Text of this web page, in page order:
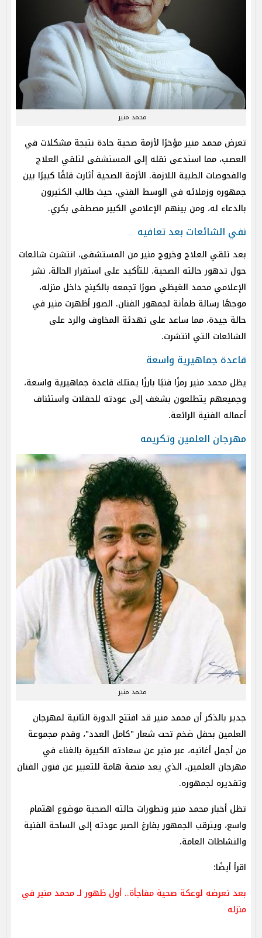
محمد منير
تعرض محمد منير مؤخرًا لأزمة صحية حادة نتيجة مشكلات في
العصب، مما استدعى نقله إلى المستشفى لتلقي العلاج
والفحوصات الطبية اللازمة. الأزمة الصحية أثارت قلقًا كبيرًا بين
جمهوره وزملائه في الوسط الفني، حيث طالب الكثيرون
بالدعاء له، ومن بينهم الإعلامي الكبير مصطفى بكري.
نفي الشائعات بعد تعافيه
بعد تلقي العلاج وخروج منير من المستشفى، انتشرت شائعات
حول تدهور حالته الصحية. للتأكيد على استقرار الحالة، نشر
الإعلامي محمد الغيظي صورًا تجمعه بالكينج داخل منزله،
موجهًا رسالة طمأنة لجمهور الفنان. الصور أظهرت منير في
حالة جيدة، مما ساعد على تهدئة المخاوف والرد على
الشائعات التي انتشرت.
قاعدة جماهيرية واسعة
يظل محمد منير رمزًا فنيًا بارزًا يمتلك قاعدة جماهيرية واسعة،
وجميعهم يتطلعون بشغف إلى عودته للحفلات واستئناف
أعماله الفنية الرائعة.
مهرجان العلمين وتكريمه
محمد منير
جدير بالذكر أن محمد منير قد افتتح الدورة الثانية لمهرجان
العلمين بحفل ضخم تحت شعار "كامل العدد"، وقدم مجموعة
من أجمل أغانيه، عبر منير عن سعادته الكبيرة بالغناء في
مهرجان العلمين، الذي يعد منصة هامة للتعبير عن فنون الفنان
وتقديره لجمهوره.
تظل أخبار محمد منير وتطورات حالته الصحية موضوع اهتمام
واسع، ويترقب الجمهور بفارغ الصبر عودته إلى الساحة الفنية
والنشاطات العامة.
اقرأ أيضًا:
بعد تعرضه لوعكة صحية مفاجأة.. أول ظهور لـ محمد منير في
منزله